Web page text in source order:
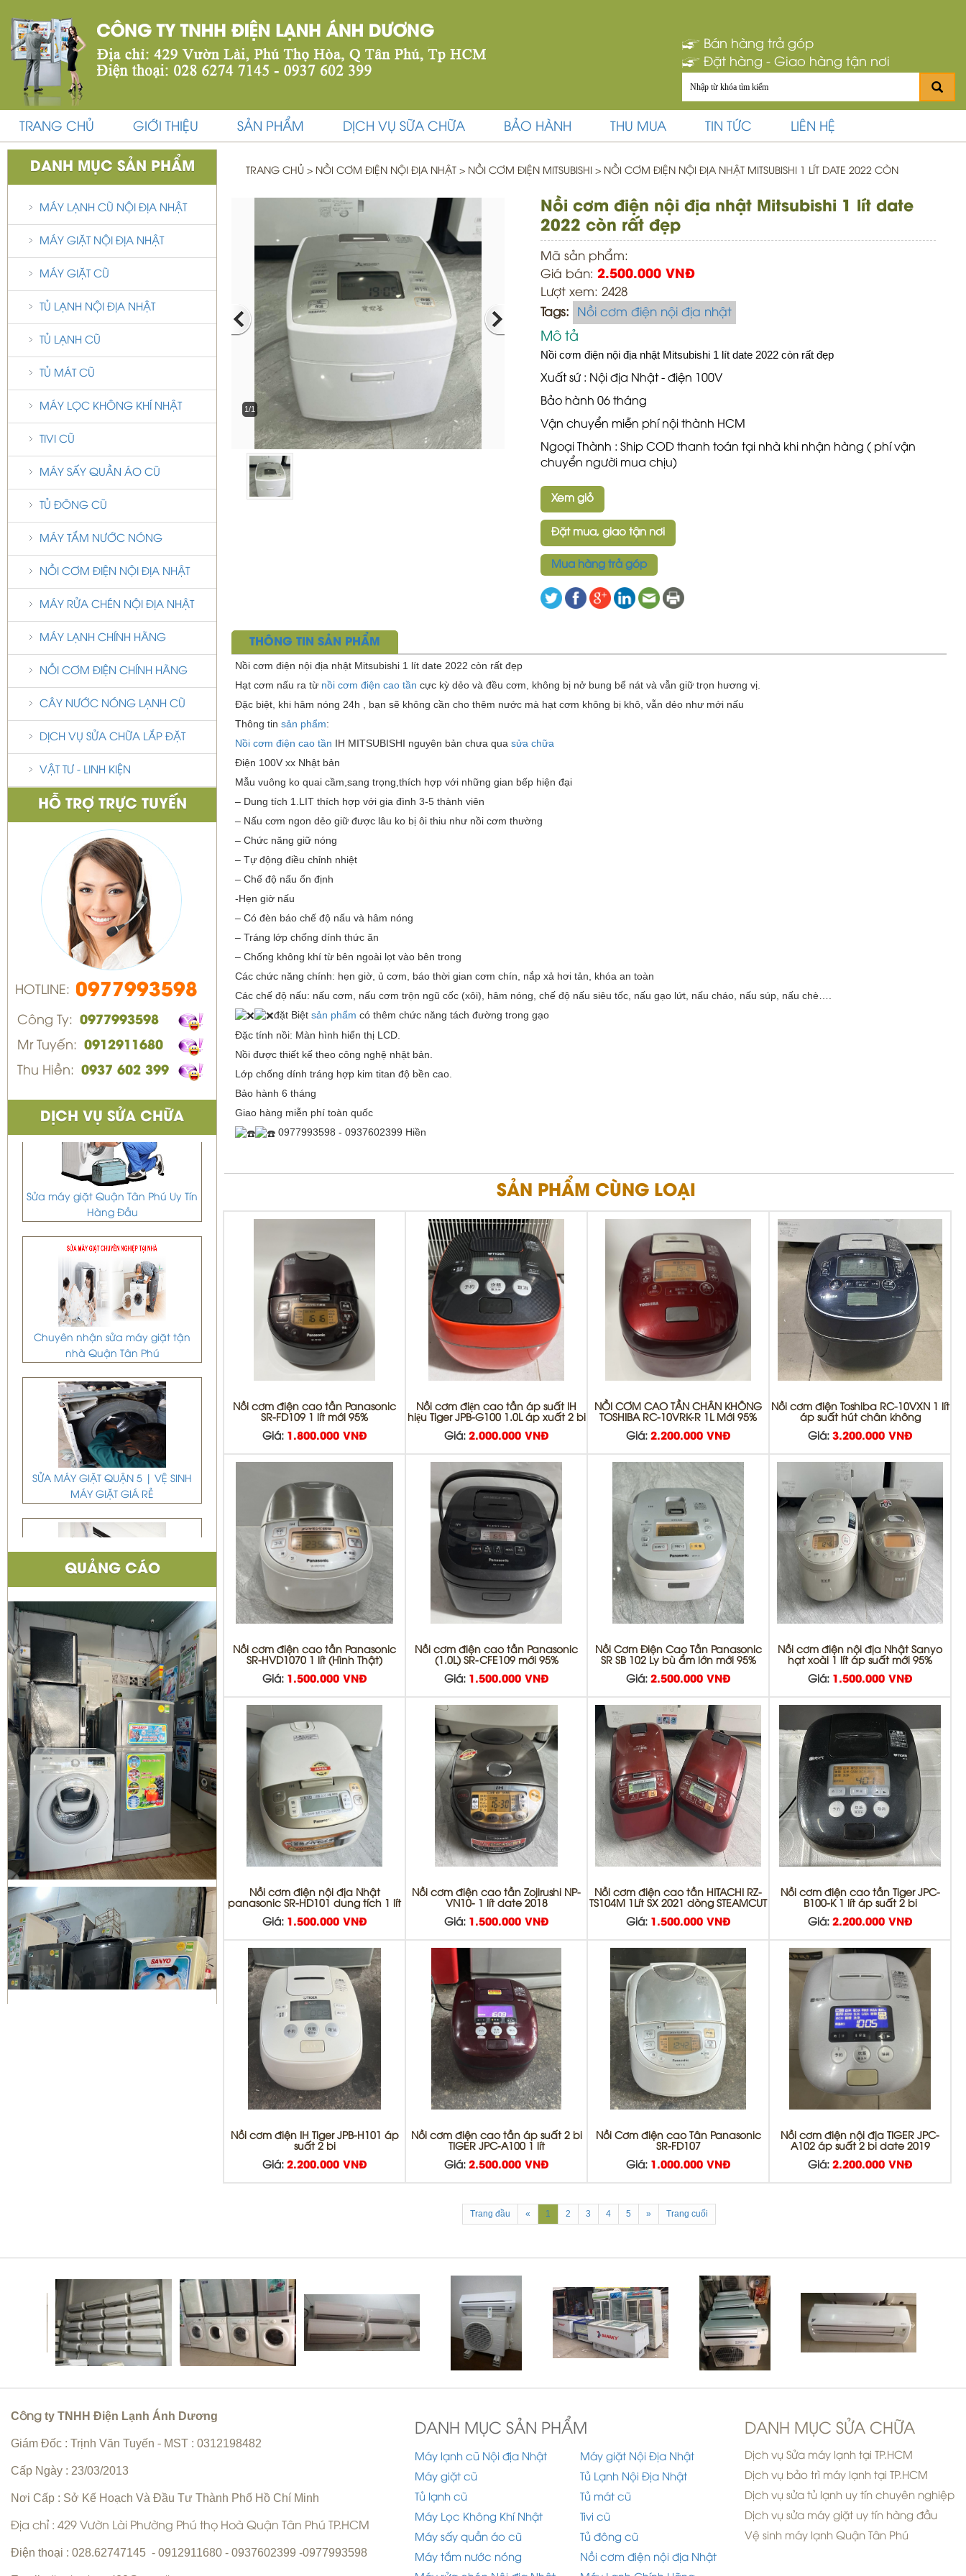
Bán hàng trả góp
Đặt hàng - Giao hàng tận nơi
TRANG CHỦ GIỚI THIỆU SẢN PHẨM DỊCH VỤ SỮA CHỮA BẢO HÀNH THU MUA TIN TỨC LIÊN HỆ
DANH MỤC SẢN PHẨM
MÁY LẠNH CŨ NỘI ĐỊA NHẬT
MÁY GIẶT NỘI ĐỊA NHẬT
MÁY GIẶT CŨ
TỦ LẠNH NỘI ĐỊA NHẬT
TỦ LẠNH CŨ
TỦ MÁT CŨ
MÁY LỌC KHÔNG KHÍ NHẬT
TIVI CŨ
MÁY SẤY QUẦN ÁO CŨ
TỦ ĐÔNG CŨ
MÁY TẮM NƯỚC NÓNG
NỒI CƠM ĐIỆN NỘI ĐỊA NHẬT
MÁY RỬA CHÉN NỘI ĐỊA NHẬT
MÁY LẠNH CHÍNH HÃNG
NỒI CƠM ĐIỆN CHÍNH HÃNG
CÂY NƯỚC NÓNG LẠNH CŨ
DỊCH VỤ SỬA CHỮA LẮP ĐẶT
VẬT TƯ - LINH KIỆN
HỖ TRỢ TRỰC TUYẾN
HOTLINE: 0977993598
Công Ty: 0977993598
Mr Tuyến: 0912911680
Thu Hiền: 0937 602 399
DỊCH VỤ SỬA CHỮA
Sửa máy giặt Quận Tân Phú Uy Tín
Hàng Đầu
Chuyên nhận sửa máy giặt tận
nhà Quận Tân Phú
SỬA MÁY GIẶT QUẬN 5 | VỆ SINH
MÁY GIẶT GIÁ RẺ
DỊCH VỤ DI DỜI THÁO VÀ LẮP ĐẶT
MÁY LẠNH QUẬN BÌNH TÂN
Sửa tủ lạnh Quận 1 | Bơm Gas tủ
lạnh Quận 1
Sửa máy giặt Quận 3 | vệ sinh máy
giặt quận 3
Vệ sinh máy lạnh Quận 6 | Bơm gas
máy lạnh Quận 6 |
lạnh Quận 5
Sửa máy giặt Quận Tân Phú Uy Tín
Chuyên nhận sửa máy giặt tận
QUẢNG CÁO
TRANG CHỦ > NỒI CƠM ĐIỆN NỘI ĐỊA NHẬT > NỒI CƠM ĐIỆN MITSUBISHI > NỒI CƠM ĐIỆN NỘI ĐỊA NHẬT MITSUBISHI 1 LÍT DATE 2022 CÒN
1/1
Nồi cơm điện nội địa nhật Mitsubishi 1 lít date
2022 còn rất đẹp
Mã sản phẩm:
Giá bán: 2.500.000 VNĐ
Lượt xem: 2428
Tags:
Nồi cơm điện nội địa nhật
Mô tả
Nồi cơm điện nội địa nhật Mitsubishi 1 lít date 2022 còn rất đẹp
Xuất sứ : Nội địa Nhật - điện 100V
Bảo hành 06 tháng
Vận chuyển miễn phí nội thành HCM
Ngoại Thành : Ship COD thanh toán tại nhà khi nhận hàng ( phí vận
chuyển người mua chịu)
Xem giỏ
Đặt mua, giao tận nơi
Mua hàng trả góp
THÔNG TIN SẢN PHẨM
Nồi cơm điện nội địa nhật Mitsubishi 1 lít date 2022 còn rất đẹp
Hạt cơm nấu ra từ nồi cơm điện cao tần cực kỳ dẻo và đều cơm, không bị nở bung bể nát và vẫn giữ trọn hương vị.
Đặc biệt, khi hâm nóng 24h , bạn sẽ không cần cho thêm nước mà hạt cơm không bị khô, vẫn dẻo như mới nấu
Thông tin sản phẩm:
Nồi cơm điện cao tần IH MITSUBISHI nguyên bản chưa qua sửa chữa
Điện 100V xx Nhật bản
Mẫu vuông ko quai cầm,sang trọng,thích hợp với những gian bếp hiện đại
– Dung tích 1.LIT thích hợp với gia đình 3-5 thành viên
– Nấu cơm ngon dẻo giữ được lâu ko bị ôi thiu như nồi cơm thường
– Chức năng giữ nóng
– Tự động điều chỉnh nhiệt
– Chế độ nấu ổn định
-Hẹn giờ nấu
– Có đèn báo chế độ nấu và hâm nóng
– Tráng lớp chống dính thức ăn
– Chống không khí từ bên ngoài lọt vào bên trong
Các chức năng chính: hẹn giờ, ủ cơm, báo thời gian cơm chín, nắp xả hơi tản, khóa an toàn
Các chế độ nấu: nấu cơm, nấu cơm trộn ngũ cốc (xôi), hâm nóng, chế độ nấu siêu tốc, nấu gạo lứt, nấu cháo, nấu súp, nấu chè….
đặt Biệt sản phẩm có thêm chức năng tách đường trong gạo
Đặc tính nồi: Màn hình hiển thị LCD.
Nồi được thiết kế theo công nghệ nhật bản.
Lớp chống dính tráng hợp kim titan độ bền cao.
Bảo hành 6 tháng
Giao hàng miễn phí toàn quốc
0977993598 - 0937602399 Hiền
SẢN PHẨM CÙNG LOẠI
Nồi cơm điện cao tần Panasonic
SR-FD109 1 lít mới 95%
Giá: 1.800.000 VNĐ
Nồi cơm điện cao tần áp suất IH
hiệu Tiger JPB-G100 1.0L áp xuất 2 bi
Giá: 2.000.000 VNĐ
NỒI CƠM CAO TẦN CHÂN KHÔNG
TOSHIBA RC-10VRK-R 1L Mới 95%
Giá: 2.200.000 VNĐ
Nồi cơm điện Toshiba RC-10VXN 1 lít
áp suất hút chân không
Giá: 3.200.000 VNĐ
Nồi cơm điện cao tần Panasonic
SR-HVD1070 1 lít (Hình Thật)
Giá: 1.500.000 VNĐ
Nồi cơm điện cao tần Panasonic
(1.0L) SR-CFE109 mới 95%
Giá: 1.500.000 VNĐ
Nồi Cơm Điện Cao Tần Panasonic
SR SB 102 Ly bù ẩm lớn mới 95%
Giá: 2.500.000 VNĐ
Nồi cơm điện nội địa Nhật Sanyo
hạt xoài 1 lít áp suất mới 95%
Giá: 1.500.000 VNĐ
Nồi cơm điện nội địa Nhật
panasonic SR-HD101 dung tích 1 lít
Giá: 1.500.000 VNĐ
Nồi cơm điện cao tần Zojirushi NP-
VN10- 1 lít date 2018
Giá: 1.500.000 VNĐ
Nồi cơm điện cao tần HITACHI RZ-
TS104M 1Lít SX 2021 dòng STEAMCUT
Giá: 1.500.000 VNĐ
Nồi cơm điện cao tần Tiger JPC-
B100-K 1 lít áp suất 2 bi
Giá: 2.200.000 VNĐ
Nồi cơm điện IH Tiger JPB-H101 áp
suất 2 bi
Giá: 2.200.000 VNĐ
Nồi cơm điện cao tần áp suất 2 bi
TIGER JPC-A100 1 lít
Giá: 2.500.000 VNĐ
Nồi Cơm điện cao Tân Panasonic
SR-FD107
Giá: 1.000.000 VNĐ
Nồi cơm điện nội địa TIGER JPC-
A102 áp suất 2 bi date 2019
Giá: 2.200.000 VNĐ
Trang đầu « 1 2 3 4 5 » Trang cuối
Công ty TNHH Điện Lạnh Ánh Dương
Giám Đốc : Trịnh Văn Tuyến - MST : 0312198482
Cấp Ngày : 23/03/2013
Nơi Cấp : Sở Kế Hoạch Và Đầu Tư Thành Phố Hồ Chí Minh
Địa chỉ : 429 Vườn Lài Phường Phú thọ Hoà Quận Tân Phú TP.HCM
Điện thoại : 028.62747145 - 0912911680 - 0937602399 -0977993598
DANH MỤC SẢN PHẨM
Máy lạnh cũ Nội địa Nhật
Máy giặt Nội Địa Nhật
Máy giặt cũ
Tủ Lạnh Nội Địa Nhật
Tủ lạnh cũ
Tủ mát cũ
Máy Lọc Không Khí Nhật
Tivi cũ
Máy sấy quần áo cũ
Tủ đông cũ
Máy tắm nước nóng
Nồi cơm điện nội địa Nhật
DANH MỤC SỬA CHỮA
Dịch vụ Sửa máy lạnh tại TP.HCM
Dịch vụ bảo trì máy lạnh tại TP.HCM
Dịch vụ sửa tủ lạnh uy tín chuyên nghiệp
Dịch vụ sửa máy giặt uy tín hàng đầu
Vệ sinh máy lạnh Quận Tân Phú